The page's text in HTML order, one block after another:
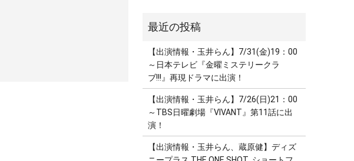
【出演情報・玉井らん】7/31(金)19：00
～日本テレビ『金曜ミステリークラ
ブ!!!』再現ドラマに出演！
【出演情報・玉井らん】7/26(日)21：00
～TBS日曜劇場『VIVANT』第11話に出
演！
【出演情報・玉井らん、蔵原健】ディズ